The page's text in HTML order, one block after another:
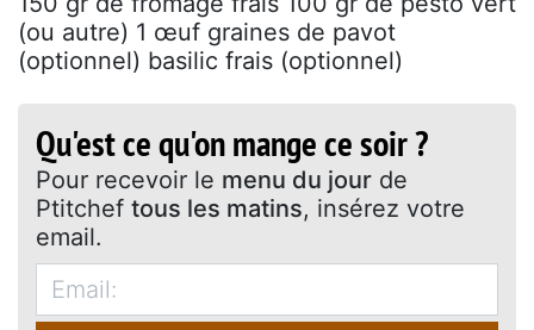
(ou autre) 1 œuf graines de pavot
(optionnel) basilic frais (optionnel)
Qu'est ce qu'on mange ce soir ?
Pour recevoir le menu du jour de
Ptitchef tous les matins, insérez votre
email.